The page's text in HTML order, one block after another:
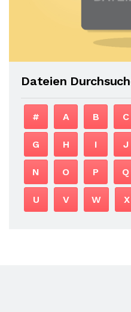
Dateien
# A B C
G H I J
N O P Q
U V W X